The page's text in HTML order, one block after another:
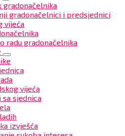
gradonačelnika
gradonačelnici i predsjednici
vijeća
radu gradonačelnika
vijeća
sa sjednica
izvješća